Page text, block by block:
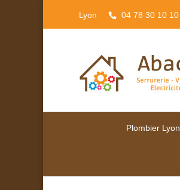
Lyon 04 78 30 10 10
Plombier Lyon